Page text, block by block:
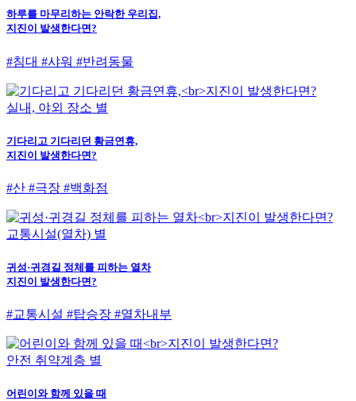
하루를 마무리하는 안락한 우리집,
지진이 발생한다면?
#침대 #샤워 #반려동물
실내, 야외 장소 별
기다리고 기다리던 황금연휴,
지진이 발생한다면?
#산 #극장 #백화점
교통시설(열차) 별
귀성·귀경길 정체를 피하는 열차
지진이 발생한다면?
#교통시설 #탑승장 #열차내부
안전 취약계층 별
어린이와 함께 있을 때